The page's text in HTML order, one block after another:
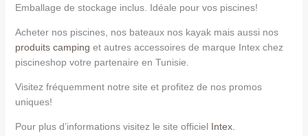
Emballage de stockage inclus. Idéale pour vos piscines!
Acheter nos piscines, nos bateaux nos kayak mais aussi nos
produits camping et autres accessoires de marque Intex chez
piscineshop votre partenaire en Tunisie.
Visitez fréquemment notre site et profitez de nos promos
uniques!
Pour plus d’informations visitez le site officiel Intex.